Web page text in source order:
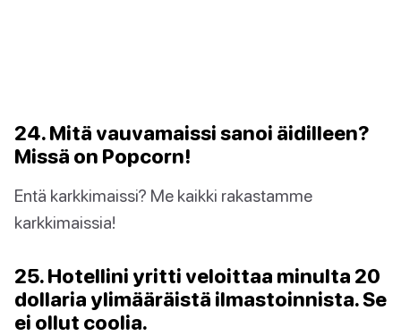
24. Mitä vauvamaissi sanoi äidilleen?
Missä on Popcorn!
Entä karkkimaissi? Me kaikki rakastamme
karkkimaissia!
25. Hotellini yritti veloittaa minulta 20
dollaria ylimääräistä ilmastoinnista. Se
ei ollut coolia.